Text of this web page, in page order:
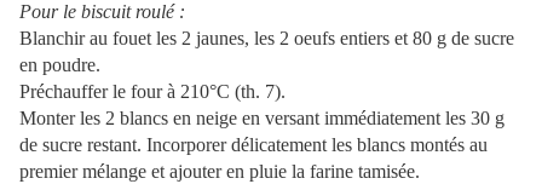
Pour le biscuit roulé :
Blanchir au fouet les 2 jaunes, les 2 oeufs entiers et 80 g de sucre
en poudre.
Préchauffer le four à 210°C (th. 7).
Monter les 2 blancs en neige en versant immédiatement les 30 g
de sucre restant. Incorporer délicatement les blancs montés au
premier mélange et ajouter en pluie la farine tamisée.